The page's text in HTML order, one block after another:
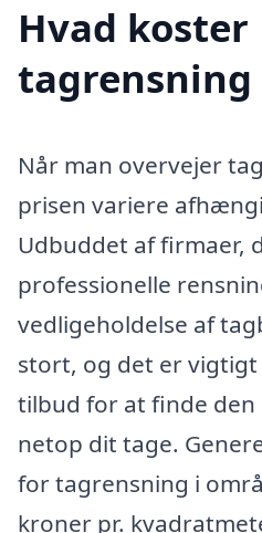
Hvad koster
tagrensning
Når man overvejer
prisen variere
Udbuddet af firmaer,
professionelle
vedligeholdelse af
stort, og det er
tilbud for at finde den
netop dit tage.
for tagrensning i
kroner pr.